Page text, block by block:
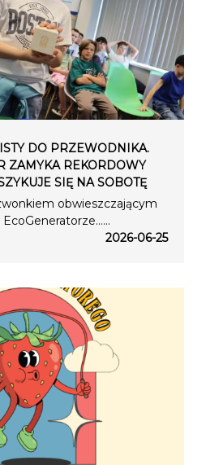
DO PRZEWODNIKA.
ZAMYKA REKORDOWY
SIĘ NA SOBOTĘ
obwieszczającym
2026-06-25